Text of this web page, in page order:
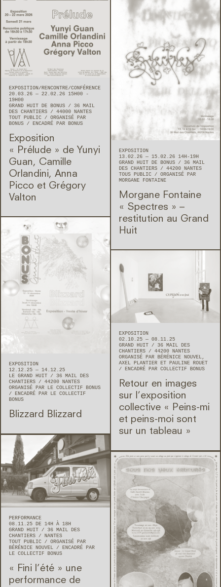
EXPOSITION
RENCONTRE/CONFÉRENCE
20.03.26 — 22.02.26 15H00 -
19H00
GRAND HUIT DE BONUS
36 MAIL
DES CHANTIERS
44000 NANTES
TOUT PUBLIC
ORGANISÉ PAR
BONUS
ENCADRÉ PAR BONUS
Exposition
« Prélude » de Yunyi
Guan, Camille
Orlandini, Anna
Picco et Grégory
Valton
EXPOSITION
13.02.26 — 15.02.26 14H-19H
GRAND HUIT DE BONUS
36 MAIL
DES CHANTIERS
44200 NANTES
TOUS PUBLIC
ORGANISÉ PAR
MORGANE FONTAINE
Morgane Fontaine
« Spectres » –
restitution au Grand
Huit
EXPOSITION
12.12.25 — 14.12.25
LE GRAND HUIT
36 MAIL DES
CHANTIERS
44200 NANTES
ORGANISÉ PAR LE COLLECTIF BONUS
ENCADRÉ PAR LE COLLECTIF
BONUS
Blizzard Blizzard
EXPOSITION
02.10.25 — 08.11.25
GRAND HUIT
36 MAIL DES
CHANTIERS
44200 NANTES
ORGANISÉ PAR BÉRÉNICE NOUVEL,
AXEL PLANTIER ET PAULINE ROUET
ENCADRÉ PAR COLLECTIF BONUS
Retour en images
sur l’exposition
collective « Peins-mi
et peins-moi sont
sur un tableau »
PERFORMANCE
08.11.25 DE 14H À 18H
GRAND HUIT
36 MAIL DES
CHANTIERS
NANTES
TOUT PUBLIC
ORGANISÉ PAR
BÉRÉNICE NOUVEL
ENCADRÉ PAR
LE COLLECTIF BONUS
« Fini l’été » une
performance de